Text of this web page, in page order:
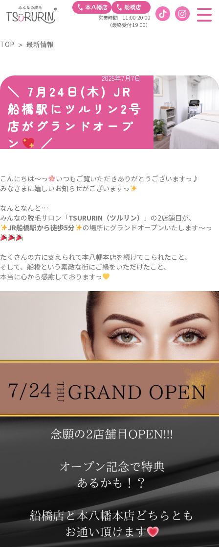
営業時間 11:00-20:00
（最終受付 19:00）
TOP 最新情報
2025年7月7日
＼ 7月24日(木) JR
船橋駅にツルリン2号
店がグランドオープ
ン
／
こんにちは〜っ
いつもご覧いただきありがとうございますっ♪
みなさまに嬉しいお知らせがございますっ
なんとなんと…
みんなの脱毛サロン「TSURURIN（ツルリン）
」の2店舗目が、
JR船橋駅から徒歩5分
の場所にグランドオープンいたします〜っ
たくさんの方に支えられて本八幡本店を続けてこられたこと、
そして、船橋という素敵な街にご縁をいただけたこと、
本当に心から感謝しておりますっ